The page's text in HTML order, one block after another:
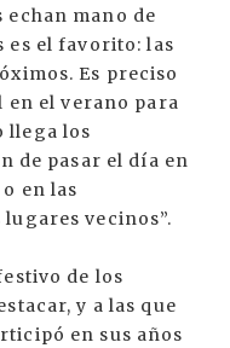
mano de
es el favorito: las
Es preciso
el verano para
llega los
de pasar el día en
en las
vecinos”.
de los
y a las que
en sus años